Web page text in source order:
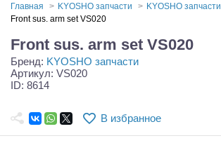
Запчасти и аксессуары
Игрушки
Самолеты
Главная KYOSHO запчасти
KYOSHO запчасти
Front sus. arm set VS020
Front sus. arm set VS020
Бренд: KYOSHO запчасти
Артикул: VS020
ID: 8614
В избранное